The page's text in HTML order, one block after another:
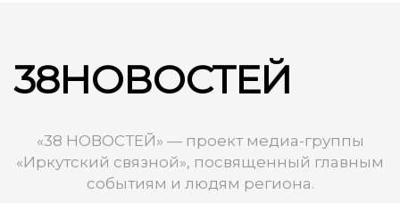
38НОВОСТЕЙ
«38 НОВОСТЕЙ» — проект медиа-группы
«Иркутский связной», посвященный главным
событиям и людям региона.